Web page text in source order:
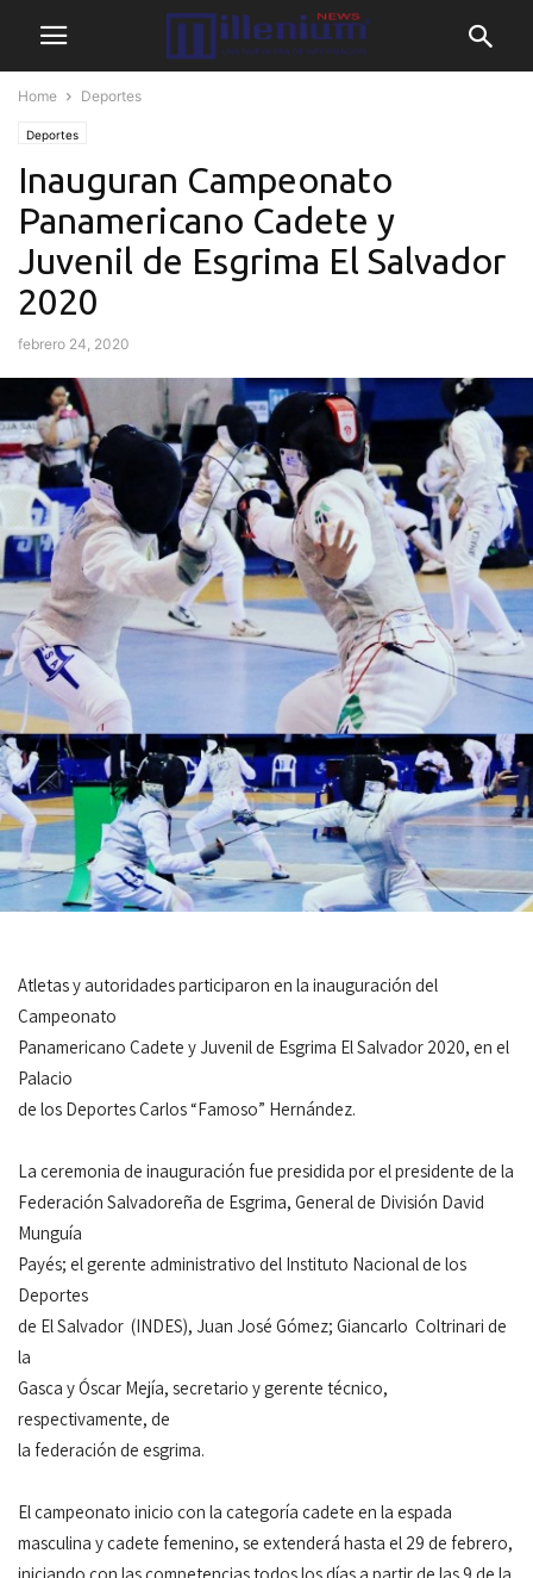
Home Deportes
Deportes
Inauguran Campeonato
Panamericano Cadete y
Juvenil de Esgrima El Salvador
2020
febrero 24, 2020
Atletas y autoridades participaron en la inauguración del
Campeonato
Panamericano Cadete y Juvenil de Esgrima El Salvador 2020, en el
Palacio
de los Deportes Carlos “Famoso” Hernández.
La ceremonia de inauguración fue presidida por el presidente de la
Federación Salvadoreña de Esgrima, General de División David
Munguía
Payés; el gerente administrativo del Instituto Nacional de los
Deportes
de El Salvador (INDES), Juan José Gómez; Giancarlo Coltrinari de
la
Gasca y Óscar Mejía, secretario y gerente técnico,
respectivamente, de
la federación de esgrima.
El campeonato inicio con la categoría cadete en la espada
masculina y cadete femenino, se extenderá hasta el 29 de febrero,